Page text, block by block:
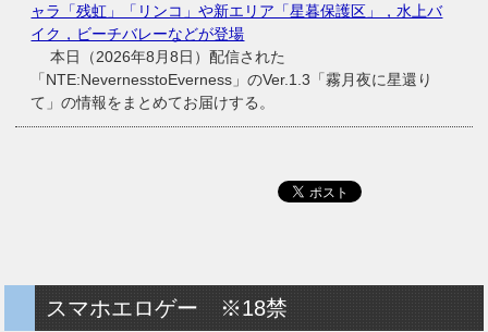
ャラ「残虹」「リンコ」や新エリア「星暮保護区」，水上バ
イク，ビーチバレーなどが登場
本日（2026年8月8日）配信された
「NTE:NevernesstoEverness」のVer.1.3「霧月夜に星還り
て」の情報をまとめてお届けする。
スマホエロゲー ※18禁